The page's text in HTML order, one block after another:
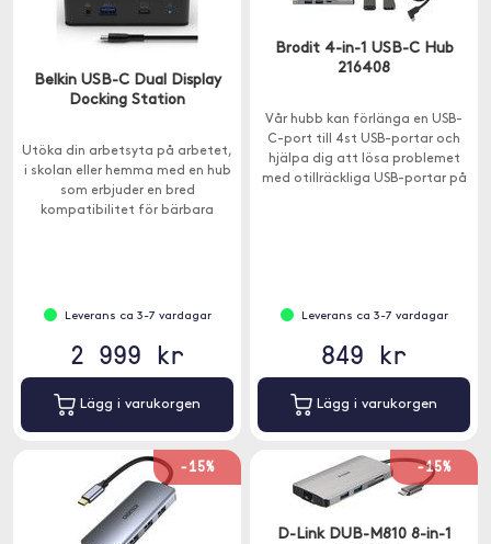
Belkin USB-C Dual Display
Docking Station
Utöka din arbetsyta på arbetet,
i skolan eller hemma med en hub
som erbjuder en bred
kompatibilitet för bärbara
Leverans ca 3-7 vardagar
2 999 kr
Lägg i varukorgen
Brodit 4-in-1 USB-C Hub
216408
Vår hubb kan förlänga en USB-
C-port till 4st USB-portar och
hjälpa dig att lösa problemet
med otillräckliga USB-portar på
Leverans ca 3-7 vardagar
849 kr
Lägg i varukorgen
-15% -15%
D-Link DUB-M810 8-in-1